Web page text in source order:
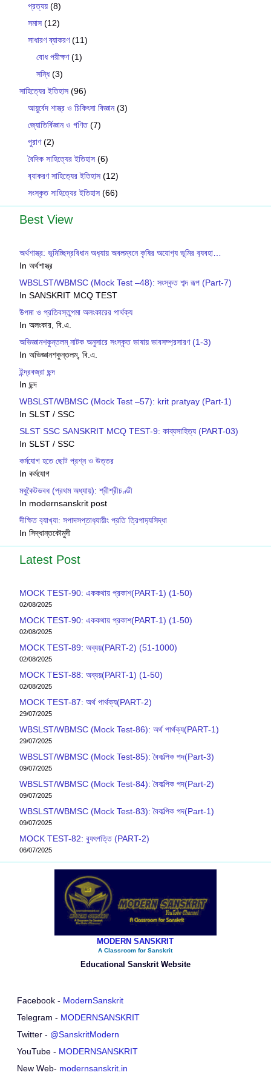
প্রত্যয় (8)
সমাস (12)
সাধারণ ব্যাকরণ(11)
বোধ পরীক্ষণ(1)
সন্ধি(3)
সাহিত্যের ইতিহাস (96)
আয়ুর্বেদ শাস্ত্র ও চিকিৎসা বিজ্ঞান(3)
জ্যোতির্বিজ্ঞান ও গণিত(7)
পুরাণ(2)
বৈদিক সাহিত্যের ইতিহাস (6)
ব‍্যাকরণ সাহিত‍্যের ইতিহাস (12)
সংস্কৃত সাহিত্যের ইতিহাস (66)
Best View
অর্থশাস্ত্র: ভূমিচ্ছিদ্রবিধান অধ‍্যায় অবলম্বনে কৃষির অযোগ‍্য ভূমির ব‍্যবহা…
In অর্থশাস্ত্র
WBSLST/WBMSC (Mock Test –48): সংস্কৃত শব্দ রূপ (Part-7)
In SANSKRIT MCQ TEST
উপমা ও প্রতিবস্তুপমা অলংকারের পার্থক্য
In অলংকার, বি.এ.
অভিজ্ঞানশকুন্তলম্ নাটক অনুসারে সংস্কৃত ভাষায় ভাবসম্প্রসারণ (1-3)
In অভিজ্ঞানশকুন্তলম্, বি.এ.
ইন্দ্রবজ্রা ছন্দ
In ছন্দ
WBSLST/WBMSC (Mock Test –57): krit pratyay (Part-1)
In SLST / SSC
SLST SSC SANSKRIT MCQ TEST-9: কাব্যসাহিত্য (PART-03)
In SLST / SSC
কর্মযোগ হতে ছোট প্রশ্ন ও উত্তর
In কর্মযোগ
মধুকৈটভবধ (প্রথম অধ্যায়): শ্রীশ্রীচণ্ডী
In modernsanskrit post
দীক্ষিত ব‍্যাখ‍্যা: সপাদসপ্তাধ‍্যায়ীং প্রতি ত্রিপাদ‍্যসিদ্ধা
In সিদ্ধান্তকৌমুদী
Latest Post
MOCK TEST-90: এককথায় প্রকাশ(PART-1) (1-50)
02/08/2025
MOCK TEST-90: এককথায় প্রকাশ(PART-1) (1-50)
02/08/2025
MOCK TEST-89: অব্যয়(PART-2) (51-1000)
02/08/2025
MOCK TEST-88: অব্যয়(PART-1) (1-50)
02/08/2025
MOCK TEST-87: অর্থ পার্থক্য(PART-2)
29/07/2025
WBSLST/WBMSC (Mock Test-86): অর্থ পার্থক্য(PART-1)
29/07/2025
WBSLST/WBMSC (Mock Test-85): বৈকল্পিক পদ(Part-3)
09/07/2025
WBSLST/WBMSC (Mock Test-84): বৈকল্পিক পদ(Part-2)
09/07/2025
WBSLST/WBMSC (Mock Test-83): বৈকল্পিক পদ(Part-1)
09/07/2025
MOCK TEST-82: ব‍্যুৎপত্তি (PART-2)
06/07/2025
MODERN SANSKRIT
A Classroom for Sanskrit
Educational Sanskrit Website
Facebook - ModernSanskrit
Telegram - MODERNSANSKRIT
Twitter - @SanskritModern
YouTube - MODERNSANSKRIT
New Web- modernsanskrit.in